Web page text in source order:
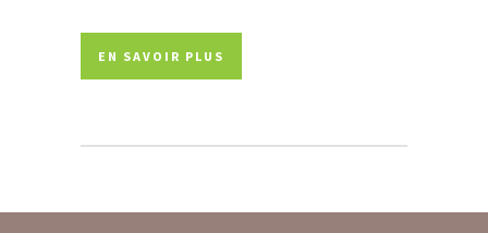
EN SAVOIR PLUS